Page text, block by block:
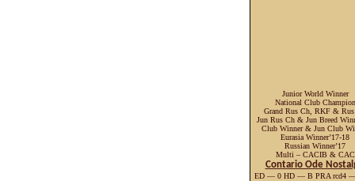
Junior World Winner
National Club Champion
Grand Rus Ch, RKF &
Jun Rus Ch & Jun Breed
Club Winner & Jun Club
Eurasia Winner’17-18
Russian Winner’17
Multi – CACIB & CAC
Contario Ode
ED — 0 HD — B PRA rcd4 —